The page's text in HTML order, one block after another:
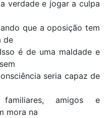
verdade e jogar a culpa
que a oposição tem
de
é de uma maldade e
seria capaz de
amigos e
mora na